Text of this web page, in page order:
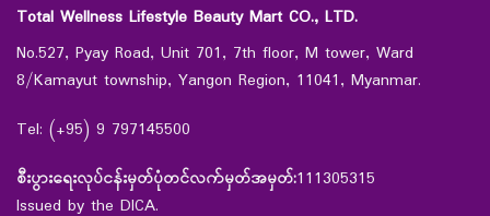
Total Wellness Lifestyle Beauty Mart CO., LTD.
No.527, Pyay Road, Unit 701, 7th floor, M tower, Ward
8/Kamayut township, Yangon Region, 11041, Myanmar.
Tel: (+95) 9 797145500
စီးပွားရေးလုပ်ငန်းမှတ်ပုံတင်လက်မှတ်အမှတ်:111305315
Issued by the DICA.